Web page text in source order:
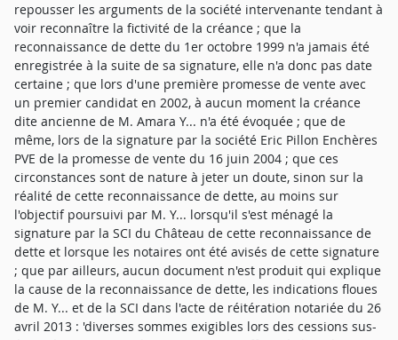
repousser les arguments de la société intervenante tendant à
voir reconnaître la fictivité de la créance ; que la
reconnaissance de dette du 1er octobre 1999 n'a jamais été
enregistrée à la suite de sa signature, elle n'a donc pas date
certaine ; que lors d'une première promesse de vente avec
un premier candidat en 2002, à aucun moment la créance
dite ancienne de M. Amara Y... n'a été évoquée ; que de
même, lors de la signature par la société Eric Pillon Enchères
PVE de la promesse de vente du 16 juin 2004 ; que ces
circonstances sont de nature à jeter un doute, sinon sur la
réalité de cette reconnaissance de dette, au moins sur
l'objectif poursuivi par M. Y... lorsqu'il s'est ménagé la
signature par la SCI du Château de cette reconnaissance de
dette et lorsque les notaires ont été avisés de cette signature
; que par ailleurs, aucun document n'est produit qui explique
la cause de la reconnaissance de dette, les indications floues
de M. Y... et de la SCI dans l'acte de réitération notariée du 26
avril 2013 : 'diverses sommes exigibles lors des cessions sus-